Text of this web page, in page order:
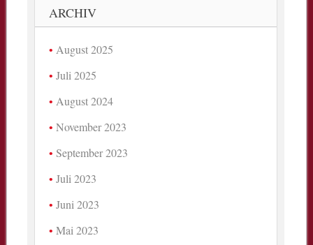
ARCHIV
August 2025
Juli 2025
August 2024
November 2023
September 2023
Juli 2023
Juni 2023
Mai 2023